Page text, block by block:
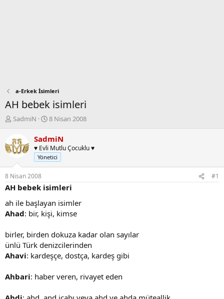
a-Erkek İsimleri
AH bebek isimleri
K
n
b
u
y
u
b
a
l
a
a
n
SadmiN
B
ş
a
n
ı
ç
a
r
h
i
8 Nisan 2008
SadmiN
♥ Evli Mutlu Çocuklu ♥
Yönetici
8 Nisan 2008 #1
AH bebek isimleri
ah ile başlayan isimler
Ahad: bir, kişi, kimse
birler, birden dokuza kadar olan sayılar
ünlü Türk denizcilerinden
Ahavi: kardeşçe, dostça, kardeş gibi
Ahbari: haber veren, rivayet eden